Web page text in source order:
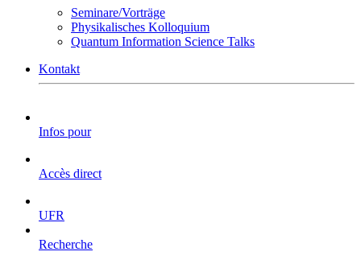
Seminare/Vorträge
Physikalisches Kolloquium
Quantum Information Science Talks
Kontakt
Infos pour
Accès direct
UFR
Recherche